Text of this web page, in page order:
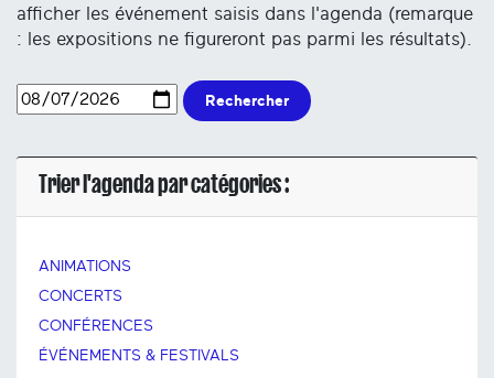
afficher les événement saisis dans l'agenda (remarque
: les expositions ne figureront pas parmi les résultats).
Rechercher
Trier l'agenda par catégories :
ANIMATIONS
CONCERTS
CONFÉRENCES
ÉVÉNEMENTS & FESTIVALS